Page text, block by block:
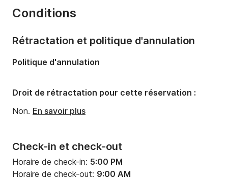
Nombre de couchages:
Nombre de salles de bains:
Tirant d'eau:0m
Puissance moteur:0cv
Conditions
Check-in et check-out
Horaire de check-in: 5:00 PM
Horaire de check-out: 9:00 AM
Rétractation et politique d'annulation
Politique d'annulation
Droit de rétractation pour cette réservation :
Non. En savoir plus